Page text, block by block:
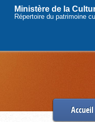
Ministère de la
Répertoire du patrimoine
Accueil